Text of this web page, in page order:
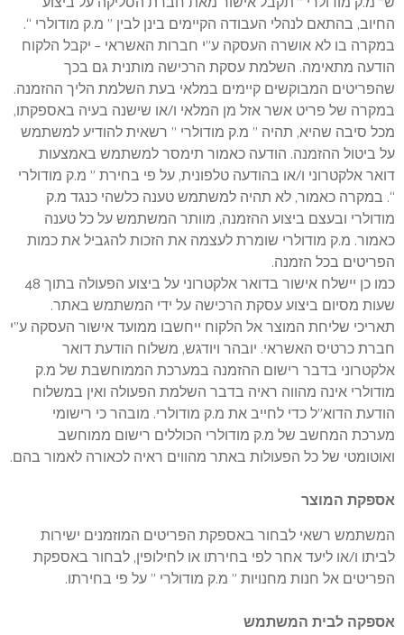
החיוב, בהתאם לנהלי העבודה הקיימים בינן לבין ” מ.ק מודולרי “.
במקרה בו לא אושרה העסקה ע”י חברות האשראי – יקבל הלקוח
הודעה מתאימה. השלמת עסקת הרכישה מותנית גם בכך
שהפריטים המבוקשים קיימים במלאי בעת השלמת הליך ההזמנה.
במקרה של פריט אשר אזל מן המלאי ו/או שישנה בעיה באספקתו,
מכל סיבה שהיא, תהיה ” מ.ק מודולרי ” רשאית להודיע למשתמש
על ביטול ההזמנה. הודעה כאמור תימסר למשתמש באמצעות
דואר אלקטרוני ו/או בהודעה טלפונית, על פי בחירת ” מ.ק מודולרי
“. במקרה כאמור, לא תהיה למשתמש טענה כלשהי כנגד מ.ק
מודולרי ובעצם ביצוע ההזמנה, מוותר המשתמש על כל טענה
כאמור. מ.ק מודולרי שומרת לעצמה את הזכות להגביל את כמות
הפריטים בכל הזמנה.
כמו כן יישלח אישור בדואר אלקטרוני על ביצוע הפעולה בתוך 48
שעות מסיום ביצוע עסקת הרכישה על ידי המשתמש באתר.
תאריכי שליחת המוצר אל הלקוח ייחשבו ממועד אישור העסקה ע”י
חברת כרטיס האשראי. יובהר ויודגש, משלוח הודעת דואר
אלקטרוני בדבר רישום ההזמנה במערכת הממוחשבת של מ.ק
מודולרי אינה מהווה ראיה בדבר השלמת הפעולה ואין במשלוח
הודעת הדוא”ל כדי לחייב את מ.ק מודולרי. מובהר כי רישומי
מערכת המחשב של מ.ק מודולרי הכוללים רישום ממוחשב
ואוטומטי של כל הפעולות באתר מהווים ראיה לכאורה לאמור בהם.
אספקת המוצר
המשתמש רשאי לבחור באספקת הפריטים המוזמנים ישירות
לביתו ו/או ליעד אחר לפי בחירתו או לחילופין, לבחור באספקת
הפריטים אל חנות מחנויות ” מ.ק מודולרי ” על פי בחירתו.
אספקה לבית המשתמש